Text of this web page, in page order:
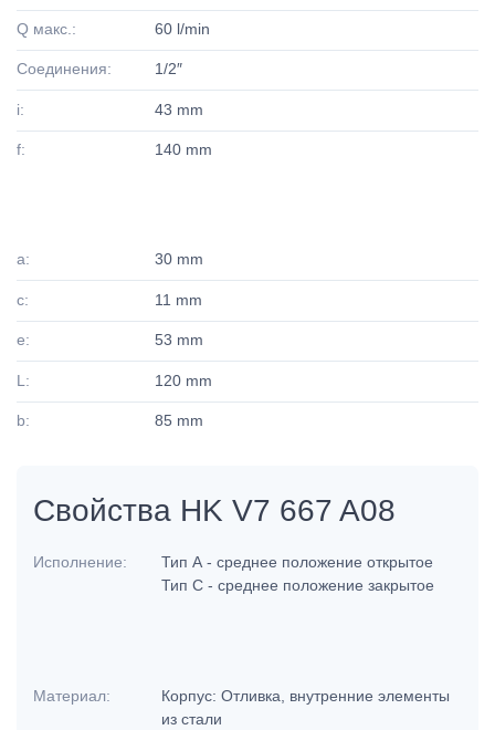
Q макс.: 60 l/min
Соединения: 1/2″
i: 43 mm
f: 140 mm
a: 30 mm
c: 11 mm
e: 53 mm
L: 120 mm
b: 85 mm
Свойства HK V7 667 A08
Исполнение:
Тип А - среднее положение открытое
Тип С - среднее положение закрытое
Материал:
Корпус: Отливка, внутренние элементы
из стали